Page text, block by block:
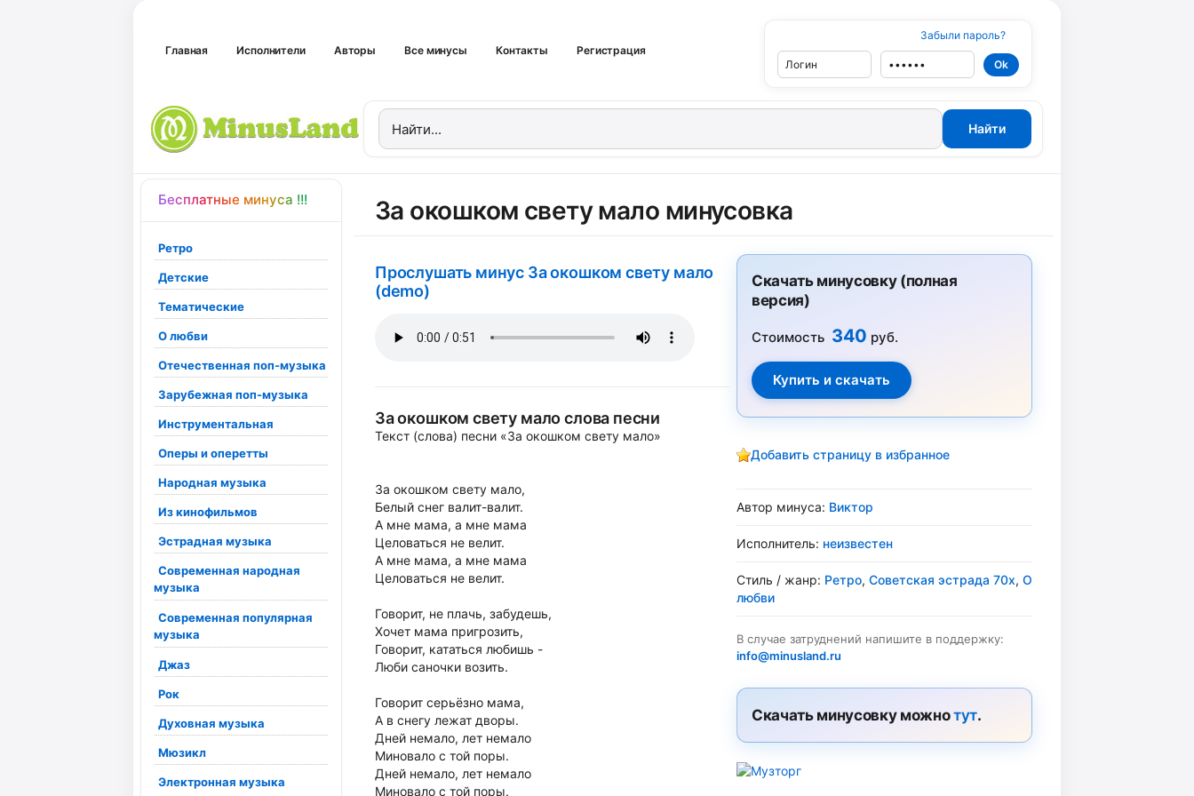
Главная Исполнители Авторы Все минусы Контакты Регистрация
Забыли пароль?
Бесплатные минуса !!!
Ретро
Детские
Тематические
О любви
Отечественная поп-музыка
Зарубежная поп-музыка
Инструментальная
Оперы и оперетты
Народная музыка
Из кинофильмов
Эстрадная музыка
Современная народная
музыка
Современная популярная
музыка
Джаз
Рок
Духовная музыка
Мюзикл
Электронная музыка
За окошком свету мало минусовка
Прослушать минус За окошком свету мало
(demo)
За окошком свету мало слова песни
Текст (слова) песни «За окошком свету мало»
За окошком свету мало,
Белый снег валит-валит.
А мне мама, а мне мама
Целоваться не велит.
А мне мама, а мне мама
Целоваться не велит.
Говорит, не плачь, забудешь,
Хочет мама пригрозить,
Говорит, кататься любишь -
Люби саночки возить.
Говорит серьёзно мама,
А в снегу лежат дворы.
Дней немало, лет немало
Миновало с той поры.
Дней немало, лет немало
Миновало с той поры.
Скачать минусовку (полная
версия)
Стоимость 340 руб.
Добавить страницу в избранное
Автор минуса: Виктор
Исполнитель: неизвестен
Стиль / жанр: Ретро, Советская эстрада 70х, О
любви
В случае затруднений напишите в поддержку:
info@minusland.ru
Скачать минусовку можнотут.